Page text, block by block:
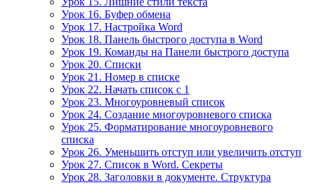
Урок 16. Буфер обмена
Урок 17. Настройка Word
Урок 18. Панель быстрого доступа в Word
Урок 19. Команды на Панели быстрого доступа
Урок 20. Списки
Урок 21. Номер в списке
Урок 22. Начать список с 1
Урок 23. Многоуровневый список
Урок 24. Создание многоуровневого списка
Урок 25. Форматирование многоуровневого
списка
Урок 26. Уменьшить отступ или увеличить отступ
Урок 27. Список в Word. Секреты
Урок 28. Заголовки в документе. Структура